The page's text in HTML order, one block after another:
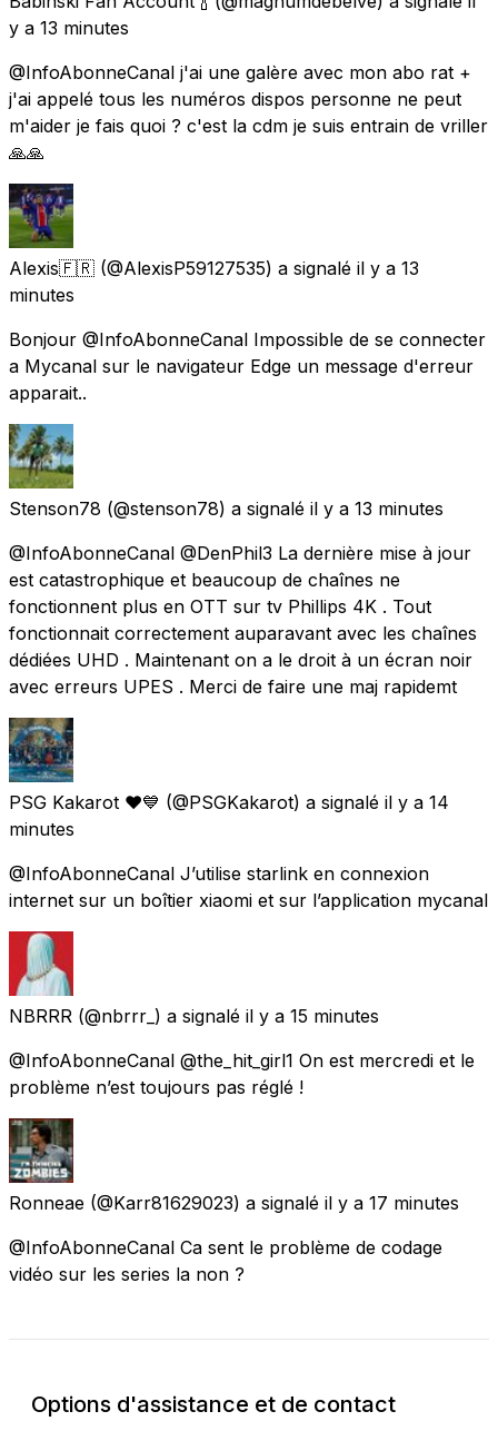
y a 13 minutes
@InfoAbonneCanal j'ai une galère avec mon abo rat +
j'ai appelé tous les numéros dispos personne ne peut
m'aider je fais quoi ? c'est la cdm je suis entrain de vriller
🙏🙏
Alexis🇫🇷 (@AlexisP59127535) a signalé il y a 13
minutes
Bonjour @InfoAbonneCanal Impossible de se connecter
a Mycanal sur le navigateur Edge un message d'erreur
apparait..
Stenson78 (@stenson78) a signalé il y a 13 minutes
@InfoAbonneCanal @DenPhil3 La dernière mise à jour
est catastrophique et beaucoup de chaînes ne
fonctionnent plus en OTT sur tv Phillips 4K . Tout
fonctionnait correctement auparavant avec les chaînes
dédiées UHD . Maintenant on a le droit à un écran noir
avec erreurs UPES . Merci de faire une maj rapidemt
PSG Kakarot ❤️💙 (@PSGKakarot) a signalé il y a 14
minutes
@InfoAbonneCanal J’utilise starlink en connexion
internet sur un boîtier xiaomi et sur l’application mycanal
NBRRR (@nbrrr_) a signalé il y a 15 minutes
@InfoAbonneCanal @the_hit_girl1 On est mercredi et le
problème n’est toujours pas réglé !
Ronneae (@Karr81629023) a signalé il y a 17 minutes
@InfoAbonneCanal Ca sent le problème de codage
vidéo sur les series la non ?
Options d'assistance et de contact